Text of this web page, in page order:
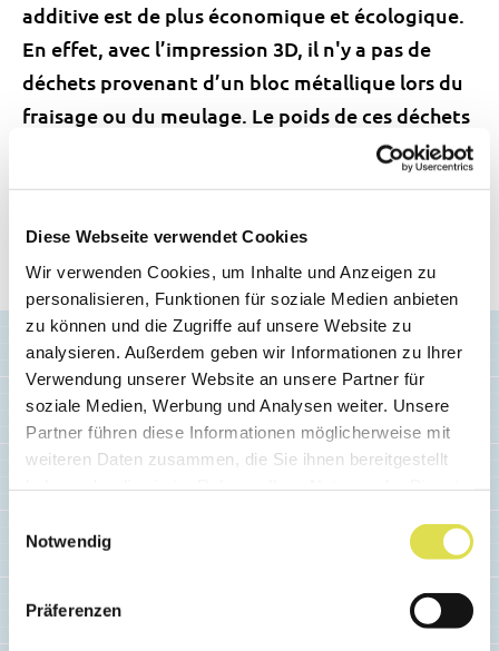
Diese Webseite verwendet Cookies
Wir verwenden Cookies, um Inhalte und Anzeigen zu
personalisieren, Funktionen für soziale Medien anbieten
zu können und die Zugriffe auf unsere Website zu
analysieren. Außerdem geben wir Informationen zu Ihrer
Verwendung unserer Website an unsere Partner für
soziale Medien, Werbung und Analysen weiter. Unsere
Partner führen diese Informationen möglicherweise mit
weiteren Daten zusammen, die Sie ihnen bereitgestellt
Notwendig
Präferenzen
additive est de plus économique et écologique.
En effet, avec l’impression 3D, il n'y a pas de
déchets provenant d’un bloc métallique lors du
fraisage ou du meulage. Le poids de ces déchets
être dix fois supérieur au poids final du produit.
Un argument décisif pour les entreprises, en
tels que le titane, le tantale et le vanadium.
Dans l’espace avec l’imprimante 3D
Le projet « AMAZE » vise à faire encore avancer
l’impression 3D de métaux. Idéalement jusque
européenne (ASE), les astronautes utiliseront à
imprimer eux-mêmes leurs pièces de rechange
et outils, ce qui leur évitera d’emmener des